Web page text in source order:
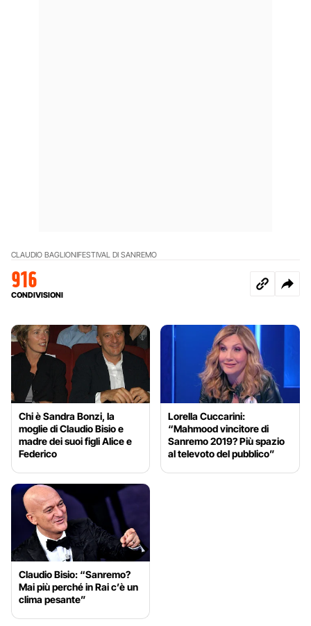
CLAUDIO BAGLIONIFESTIVAL DI SANREMO
916
CONDIVISIONI
Chi è Sandra Bonzi, la
moglie di Claudio Bisio e
madre dei suoi figli Alice e
Federico
Lorella Cuccarini:
“Mahmood vincitore di
Sanremo 2019? Più spazio
al televoto del pubblico”
Claudio Bisio: “Sanremo?
Mai più perché in Rai c’è un
clima pesante”